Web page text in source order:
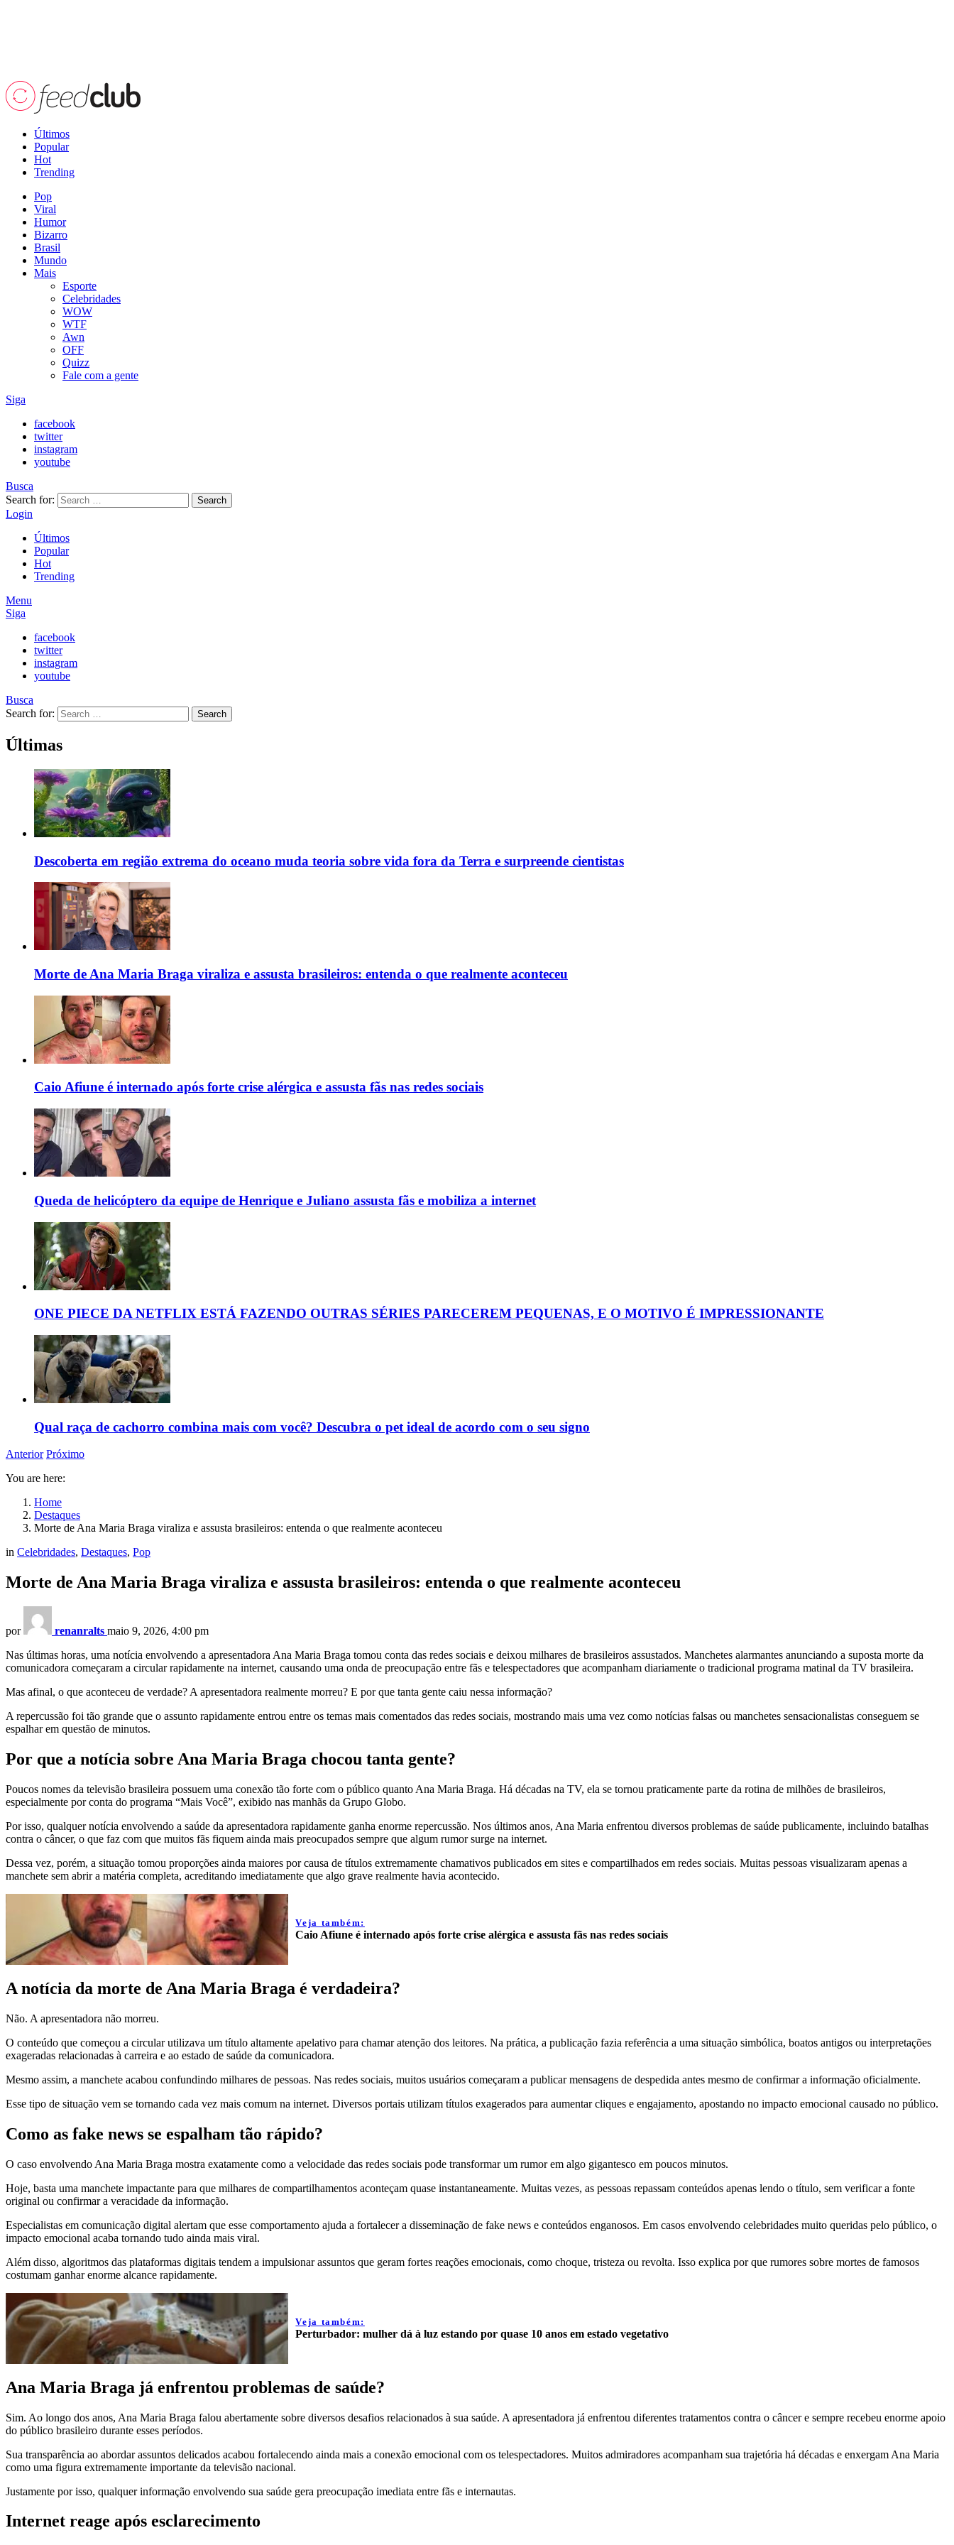
Últimos
Popular
Hot
Trending
Pop
Viral
Humor
Bizarro
Brasil
Mundo
Mais
Esporte
Celebridades
WOW
WTF
Awn
OFF
Quizz
Fale com a gente
Siga
facebook
twitter
instagram
youtube
Busca
Search for:
Search
Login
Últimos
Popular
Hot
Trending
Menu
Siga
facebook
twitter
instagram
youtube
Busca
Search for:
Search
Últimas
Descoberta em região extrema do oceano muda teoria sobre vida fora da Terra e surpreende cientistas
Morte de Ana Maria Braga viraliza e assusta brasileiros: entenda o que realmente aconteceu
Caio Afiune é internado após forte crise alérgica e assusta fãs nas redes sociais
Queda de helicóptero da equipe de Henrique e Juliano assusta fãs e mobiliza a internet
ONE PIECE DA NETFLIX ESTÁ FAZENDO OUTRAS SÉRIES PARECEREM PEQUENAS, E O MOTIVO É IMPRESSIONANTE
Qual raça de cachorro combina mais com você? Descubra o pet ideal de acordo com o seu signo
Anterior Próximo
You are here:
Home
Destaques
Morte de Ana Maria Braga viraliza e assusta brasileiros: entenda o que realmente aconteceu
in Celebridades, Destaques, Pop
Morte de Ana Maria Braga viraliza e assusta brasileiros: entenda o que realmente aconteceu
por renanralts maio 9, 2026, 4:00 pm
Nas últimas horas, uma notícia envolvendo a apresentadora Ana Maria Braga tomou conta das redes sociais e deixou milhares de brasileiros assustados. Manchetes alarmantes anunciando a suposta morte da
comunicadora começaram a circular rapidamente na internet, causando uma onda de preocupação entre fãs e telespectadores que acompanham diariamente o tradicional programa matinal da TV brasileira.
Mas afinal, o que aconteceu de verdade? A apresentadora realmente morreu? E por que tanta gente caiu nessa informação?
A repercussão foi tão grande que o assunto rapidamente entrou entre os temas mais comentados das redes sociais, mostrando mais uma vez como notícias falsas ou manchetes sensacionalistas conseguem se
espalhar em questão de minutos.
Por que a notícia sobre Ana Maria Braga chocou tanta gente?
Poucos nomes da televisão brasileira possuem uma conexão tão forte com o público quanto Ana Maria Braga. Há décadas na TV, ela se tornou praticamente parte da rotina de milhões de brasileiros,
especialmente por conta do programa “Mais Você”, exibido nas manhãs da Grupo Globo.
Por isso, qualquer notícia envolvendo a saúde da apresentadora rapidamente ganha enorme repercussão. Nos últimos anos, Ana Maria enfrentou diversos problemas de saúde publicamente, incluindo batalhas
contra o câncer, o que faz com que muitos fãs fiquem ainda mais preocupados sempre que algum rumor surge na internet.
Dessa vez, porém, a situação tomou proporções ainda maiores por causa de títulos extremamente chamativos publicados em sites e compartilhados em redes sociais. Muitas pessoas visualizaram apenas a
manchete sem abrir a matéria completa, acreditando imediatamente que algo grave realmente havia acontecido.
Veja também:
Caio Afiune é internado após forte crise alérgica e assusta fãs nas redes sociais
A notícia da morte de Ana Maria Braga é verdadeira?
Não. A apresentadora não morreu.
O conteúdo que começou a circular utilizava um título altamente apelativo para chamar atenção dos leitores. Na prática, a publicação fazia referência a uma situação simbólica, boatos antigos ou interpretações
exageradas relacionadas à carreira e ao estado de saúde da comunicadora.
Mesmo assim, a manchete acabou confundindo milhares de pessoas. Nas redes sociais, muitos usuários começaram a publicar mensagens de despedida antes mesmo de confirmar a informação oficialmente.
Esse tipo de situação vem se tornando cada vez mais comum na internet. Diversos portais utilizam títulos exagerados para aumentar cliques e engajamento, apostando no impacto emocional causado no público.
Como as fake news se espalham tão rápido?
O caso envolvendo Ana Maria Braga mostra exatamente como a velocidade das redes sociais pode transformar um rumor em algo gigantesco em poucos minutos.
Hoje, basta uma manchete impactante para que milhares de compartilhamentos aconteçam quase instantaneamente. Muitas vezes, as pessoas repassam conteúdos apenas lendo o título, sem verificar a fonte
original ou confirmar a veracidade da informação.
Especialistas em comunicação digital alertam que esse comportamento ajuda a fortalecer a disseminação de fake news e conteúdos enganosos. Em casos envolvendo celebridades muito queridas pelo público, o
impacto emocional acaba tornando tudo ainda mais viral.
Além disso, algoritmos das plataformas digitais tendem a impulsionar assuntos que geram fortes reações emocionais, como choque, tristeza ou revolta. Isso explica por que rumores sobre mortes de famosos
costumam ganhar enorme alcance rapidamente.
Veja também:
Perturbador: mulher dá à luz estando por quase 10 anos em estado vegetativo
Ana Maria Braga já enfrentou problemas de saúde?
Sim. Ao longo dos anos, Ana Maria Braga falou abertamente sobre diversos desafios relacionados à sua saúde. A apresentadora já enfrentou diferentes tratamentos contra o câncer e sempre recebeu enorme apoio
do público brasileiro durante esses períodos.
Sua transparência ao abordar assuntos delicados acabou fortalecendo ainda mais a conexão emocional com os telespectadores. Muitos admiradores acompanham sua trajetória há décadas e enxergam Ana Maria
como uma figura extremamente importante da televisão nacional.
Justamente por isso, qualquer informação envolvendo sua saúde gera preocupação imediata entre fãs e internautas.
Internet reage após esclarecimento